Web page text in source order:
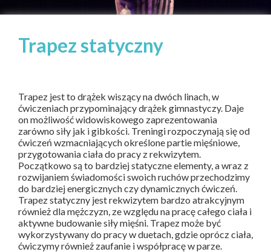
Trapez statyczny
Trapez jest to drążek wiszący na dwóch linach, w
ćwiczeniach przypominający drążek gimnastyczy. Daje
on możliwość widowiskowego zaprezentowania
zarówno siły jak i gibkości. Treningi rozpoczynają się od
ćwiczeń wzmacniających określone partie mięśniowe,
przygotowania ciała do pracy z rekwizytem.
Początkowo są to bardziej statyczne elementy, a wraz z
rozwijaniem świadomości swoich ruchów przechodzimy
do bardziej energicznych czy dynamicznych ćwiczeń.
Trapez statyczny jest rekwizytem bardzo atrakcyjnym
również dla mężczyzn, ze względu na pracę całego ciała i
aktywne budowanie siły mięśni. Trapez może być
wykorzystywany do pracy w duetach, gdzie oprócz ciała,
ćwiczymy również zaufanie i współpracę w parze.